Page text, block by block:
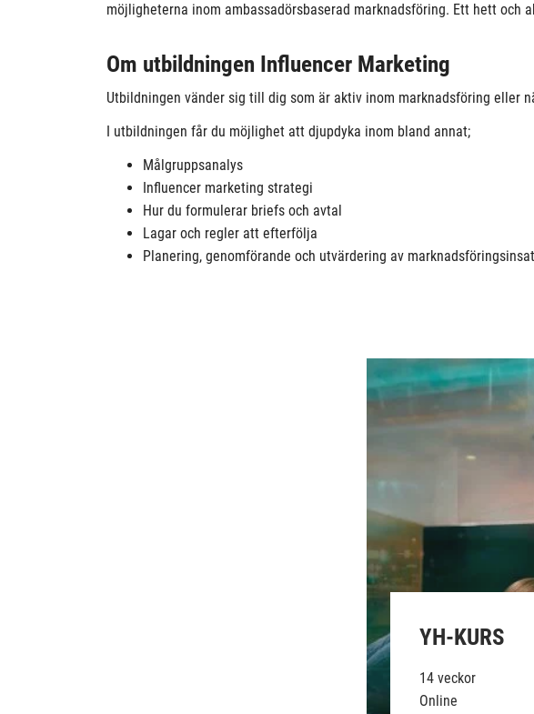
möjligheterna inom ambassadörsbaserad marknadsföring. Ett hett och
Om utbildningen Influencer Marketing
Utbildningen vänder sig till dig som är aktiv inom marknadsföring eller
I utbildningen får du möjlighet att djupdyka inom bland annat;
Målgruppsanalys
Influencer marketing strategi
Hur du formulerar briefs och avtal
Lagar och regler att efterfölja
Planering, genomförande och utvärdering av
YH-KURS
14 veckor
Online